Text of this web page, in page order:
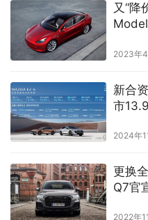
又“降
2023年
新合
市
2024年
更换
Q7官
2022年